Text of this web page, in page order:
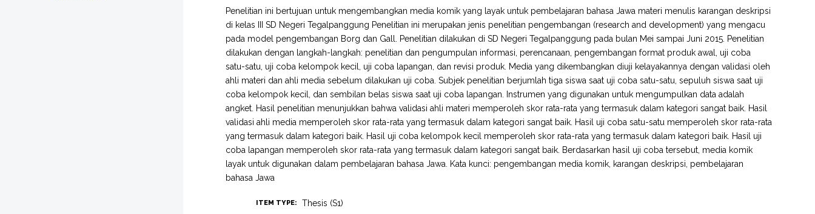
Penelitian ini bertujuan untuk mengembangkan media komik yang layak untuk pembelajaran bahasa Jawa materi menulis karangan deskripsi
di kelas III SD Negeri Tegalpanggung Penelitian ini merupakan jenis penelitian pengembangan (research and development) yang mengacu
pada model pengembangan Borg dan Gall. Penelitian dilakukan di SD Negeri Tegalpanggung pada bulan Mei sampai Juni 2015. Penelitian
dilakukan dengan langkah-langkah: penelitian dan pengumpulan informasi, perencanaan, pengembangan format produk awal, uji coba
satu-satu, uji coba kelompok kecil, uji coba lapangan, dan revisi produk. Media yang dikembangkan diuji kelayakannya dengan validasi oleh
ahli materi dan ahli media sebelum dilakukan uji coba. Subjek penelitian berjumlah tiga siswa saat uji coba satu-satu, sepuluh siswa saat uji
coba kelompok kecil, dan sembilan belas siswa saat uji coba lapangan. Instrumen yang digunakan untuk mengumpulkan data adalah
angket. Hasil penelitian menunjukkan bahwa validasi ahli materi memperoleh skor rata-rata yang termasuk dalam kategori sangat baik. Hasil
validasi ahli media memperoleh skor rata-rata yang termasuk dalam kategori sangat baik. Hasil uji coba satu-satu memperoleh skor rata-rata
yang termasuk dalam kategori baik. Hasil uji coba kelompok kecil memperoleh skor rata-rata yang termasuk dalam kategori baik. Hasil uji
coba lapangan memperoleh skor rata-rata yang termasuk dalam kategori sangat baik. Berdasarkan hasil uji coba tersebut, media komik
layak untuk digunakan dalam pembelajaran bahasa Jawa. Kata kunci: pengembangan media komik, karangan deskripsi, pembelajaran
bahasa Jawa
ITEM TYPE: Thesis (S1)